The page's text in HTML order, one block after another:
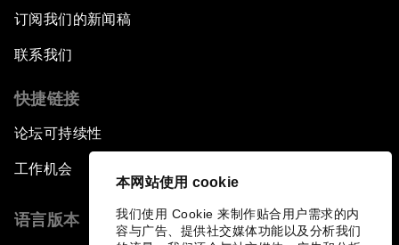
本网站使用 cookie
我们使用 Cookie 来制作贴合用户需求的内
容与广告、提供社交媒体功能以及分析我们
订阅我们的新闻稿
联系我们
快捷链接
论坛可持续性
工作机会
语言版本